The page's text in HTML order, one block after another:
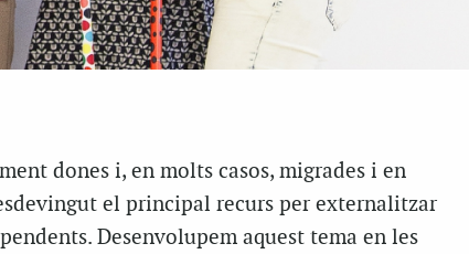
dones i, en molts casos, migrades i en
el principal recurs per externalitzar
Desenvolupem aquest tema en les